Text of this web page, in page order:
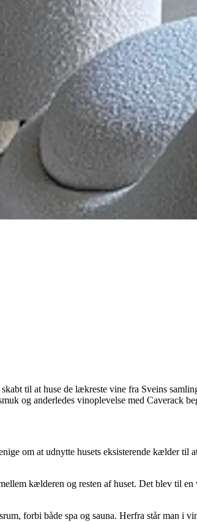
til at huse de lækreste vine fra Sveins
og anderledes vinoplevelse med Caverack
om at udnytte husets eksisterende kælder til
kælderen og resten af huset. Det blev til
forbi både spa og sauna. Herfra står man i